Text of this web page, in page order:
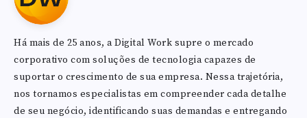
Há mais de 25 anos, a Digital Work supre o mercado
corporativo com soluções de tecnologia capazes de
suportar o crescimento de sua empresa. Nessa trajetória,
nos tornamos especialistas em compreender cada detalhe
de seu negócio, identificando suas demandas e entregando